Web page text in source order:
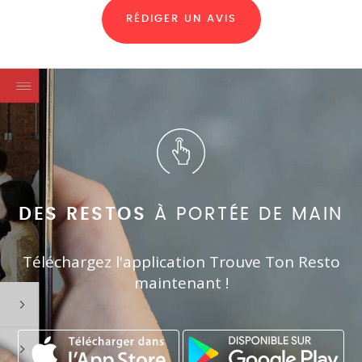
RÉDIGER UN AVIS
DES RESTOS À PORTÉE DE MAIN
Téléchargez l'application Trouve Ton Resto
maintenant !